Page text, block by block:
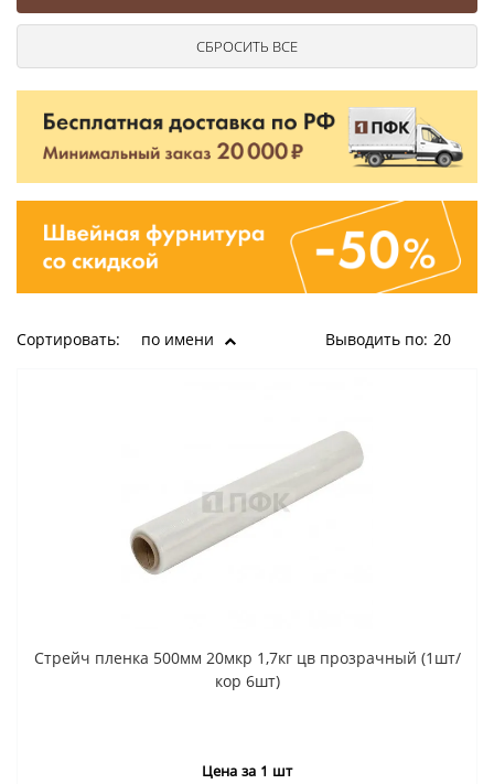
Сортировать: по имени Выводить по: 20
Стрейч пленка 500мм 20мкр 1,7кг цв прозрачный (1шт/
кор 6шт)
Цена за 1 шт
Ушковые
Цепочки шарики с замком
Ткани
Элементы декора